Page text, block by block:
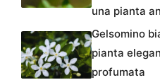
una pianta
Gelsomino
pianta
profumata